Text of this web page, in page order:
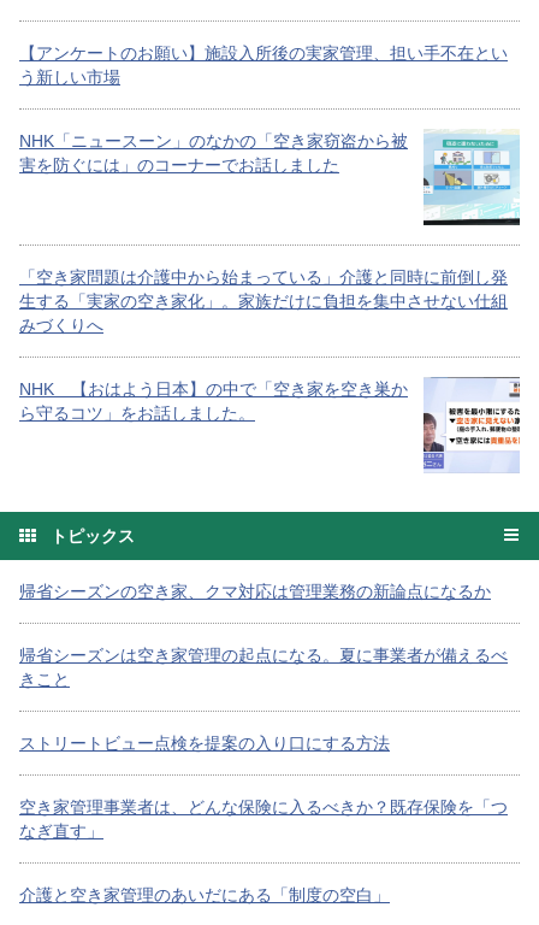
【アンケートのお願い】施設入所後の実家管理、担い手不在とい
う新しい市場
NHK「ニュースーン」のなかの「空き家窃盗から被
害を防ぐには」のコーナーでお話しました
「空き家問題は介護中から始まっている」介護と同時に前倒し発
生する「実家の空き家化」。家族だけに負担を集中させない仕組
みづくりへ
NHK 【おはよう日本】の中で「空き家を空き巣か
ら守るコツ」をお話しました。
トピックス
帰省シーズンの空き家、クマ対応は管理業務の新論点になるか
帰省シーズンは空き家管理の起点になる。夏に事業者が備えるべ
きこと
ストリートビュー点検を提案の入り口にする方法
空き家管理事業者は、どんな保険に入るべきか？既存保険を「つ
なぎ直す」
介護と空き家管理のあいだにある「制度の空白」